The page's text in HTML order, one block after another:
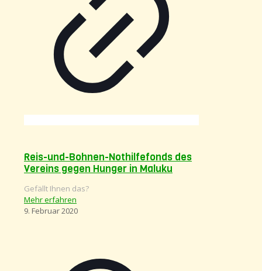
Reis-und-Bohnen-Nothilfefonds des
Vereins gegen Hunger in Maluku
Gefällt Ihnen das?
Mehr erfahren
9. Februar 2020